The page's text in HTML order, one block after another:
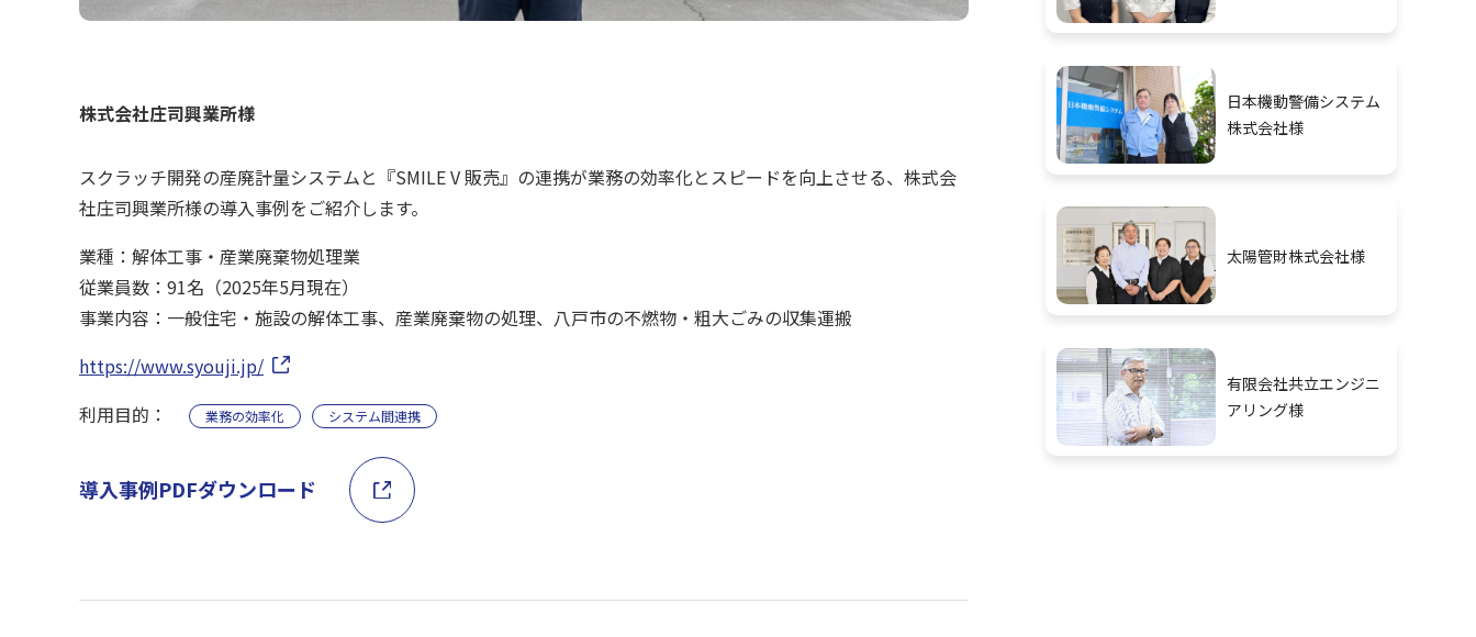
株式会社庄司興業所様
スクラッチ開発の産廃計量システムと『SMILE V 販売』の連携が業務の効率化とスピードを向上させる、株式会
社庄司興業所様の導入事例をご紹介します。
業種：解体工事・産業廃棄物処理業
従業員数：91名（2025年5月現在）
事業内容：一般住宅・施設の解体工事、産業廃棄物の処理、八戸市の不燃物・粗大ごみの収集運搬
https://www.syouji.jp/
利用目的：
業務の効率化 システム間連携
導入事例PDFダウンロード
日本機動警備システム
株式会社様
太陽管財株式会社様
有限会社共立エンジニ
アリング様